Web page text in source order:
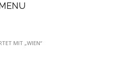
MIT „WIEN“